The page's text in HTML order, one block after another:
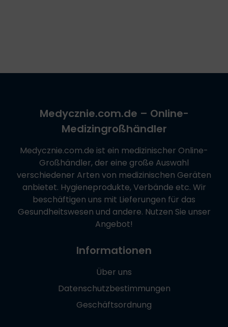
Medycznie.com.de – Online-
Medizingroßhändler
Medycznie.com.de ist ein medizinischer Online-
Großhändler, der eine große Auswahl
verschiedener Arten von medizinischen Geräten
anbietet. Hygieneprodukte, Verbände etc. Wir
beschäftigen uns mit Lieferungen für das
Gesundheitswesen und andere. Nutzen Sie unser
Angebot!
Informationen
Über uns
Datenschutzbestimmungen
Geschäftsordnung